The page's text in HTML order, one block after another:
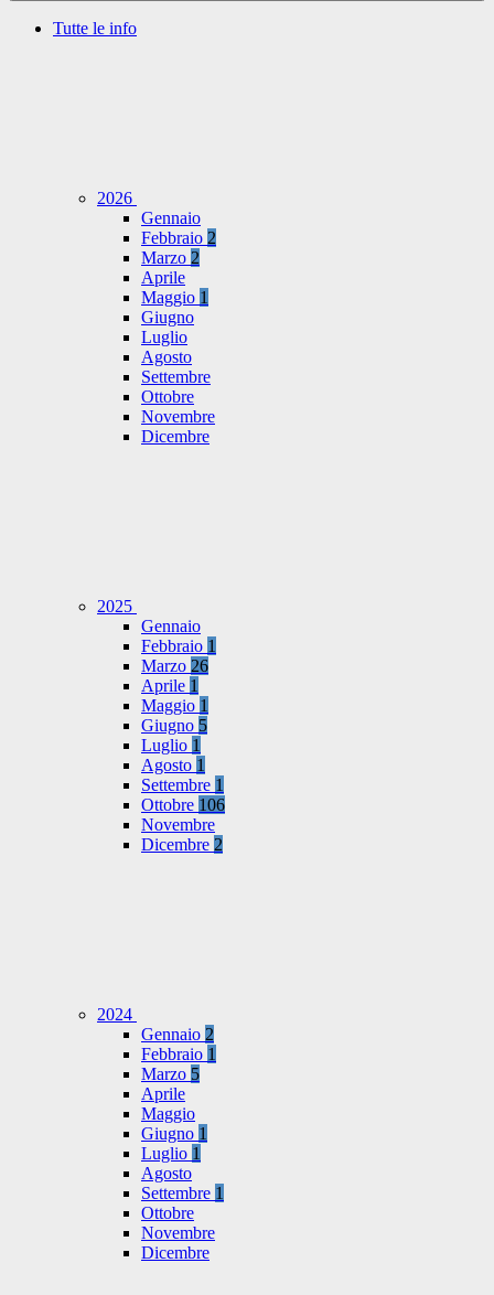
Tutte le info
2026
Gennaio
Febbraio 2
Marzo 2
Aprile
Maggio 1
Giugno
Luglio
Agosto
Settembre
Ottobre
Novembre
Dicembre
2025
Gennaio
Febbraio 1
Marzo 26
Aprile 1
Maggio 1
Giugno 5
Luglio 1
Agosto 1
Settembre 1
Ottobre 106
Novembre
Dicembre 2
2024
Gennaio 2
Febbraio 1
Marzo 5
Aprile
Maggio
Giugno 1
Luglio 1
Agosto
Settembre 1
Ottobre
Novembre
Dicembre